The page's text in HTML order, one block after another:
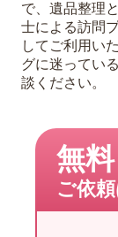
で、遺品整理
士による訪問
してご利用い
グに迷ってい
談ください。
無料
ご依